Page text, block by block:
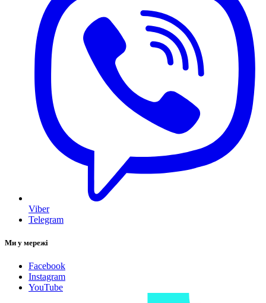
Viber
Telegram
Ми у мережі
Facebook
Instagram
YouTube